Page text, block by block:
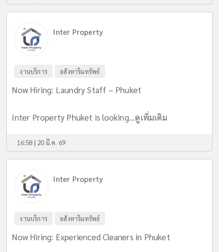
Inter Property
งานบริการ อสังหาริมทรัพย์
Now Hiring: Laundry Staff – Phuket
Inter Property Phuket is looking...ดูเพิ่มเติม
16:58 | 20 มี.ค. 69
Inter Property
งานบริการ อสังหาริมทรัพย์
Now Hiring: Experienced Cleaners in Phuket